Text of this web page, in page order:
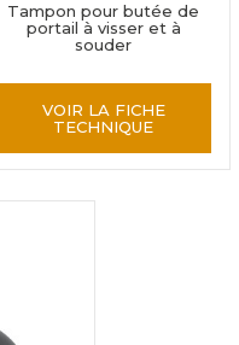
Tampon pour butée de
portail à visser et à
souder
VOIR LA FICHE
TECHNIQUE